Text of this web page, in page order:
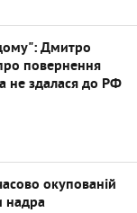
Дмитро
повернення
не здалася до РФ
окупованій
надра